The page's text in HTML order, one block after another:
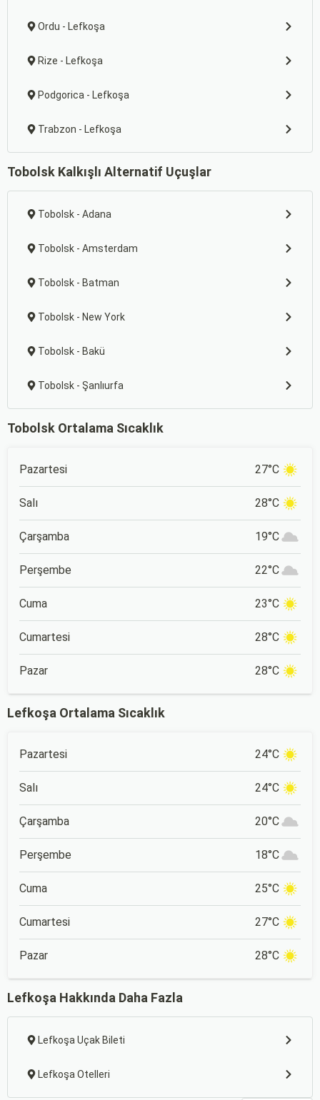
Ordu - Lefkoşa
Rize - Lefkoşa
Podgorica - Lefkoşa
Trabzon - Lefkoşa
Tobolsk Kalkışlı Alternatif Uçuşlar
Tobolsk - Adana
Tobolsk - Amsterdam
Tobolsk - Batman
Tobolsk - New York
Tobolsk - Bakü
Tobolsk - Şanlıurfa
Tobolsk Ortalama Sıcaklık
Pazartesi 27°C
Salı 28°C
Çarşamba 19°C
Perşembe 22°C
Cuma 23°C
Cumartesi 28°C
Pazar 28°C
Lefkoşa Ortalama Sıcaklık
Pazartesi 24°C
Salı 24°C
Çarşamba 20°C
Perşembe 18°C
Cuma 25°C
Cumartesi 27°C
Pazar 28°C
Lefkoşa Hakkında Daha Fazla
Lefkoşa Uçak Bileti
Lefkoşa Otelleri